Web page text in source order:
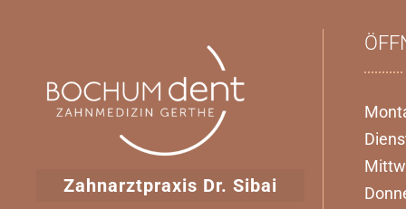
Zahnarztpraxis Dr. Sibai